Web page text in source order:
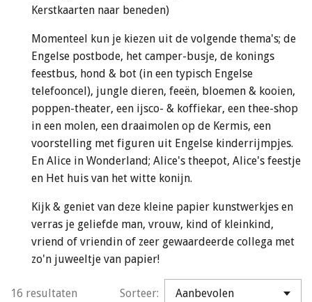
Kerstkaarten naar beneden)
Momenteel kun je kiezen uit de volgende thema's; de
Engelse postbode, het camper-busje, de konings
feestbus, hond & bot (in een typisch Engelse
telefooncel), jungle dieren, feeën, bloemen & kooien,
poppen-theater, een ijsco- & koffiekar, een thee-shop
in een molen, een draaimolen op de Kermis, een
voorstelling met figuren uit Engelse kinderrijmpjes.
En Alice in Wonderland; Alice's theepot, Alice's feestje
en Het huis van het witte konijn.
Kijk & geniet van deze kleine papier kunstwerkjes en
verras je geliefde man, vrouw, kind of kleinkind,
vriend of vriendin of zeer gewaardeerde collega met
zo'n juweeltje van papier!
16 resultaten Sorteer: